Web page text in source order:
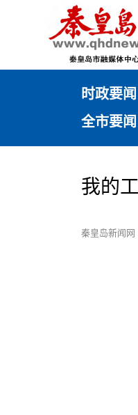
时政要闻
全市要闻
我的
秦皇岛新闻网